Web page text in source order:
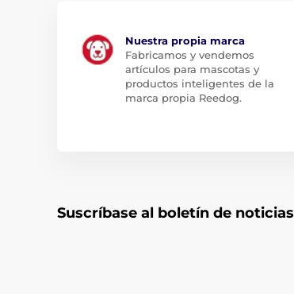
Nuestra propia marca
Fabricamos y vendemos
artículos para mascotas y
productos inteligentes de la
marca propia Reedog.
Suscríbase al boletín de noticias